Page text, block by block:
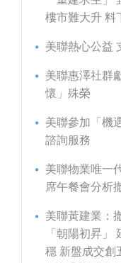
樓市難大升 料
美聯熱心公益
美聯惠澤社群
懷」殊榮
美聯參加「機
諮詢服務
美聯物業唯一
席午餐會分析
美聯黃建業：
「朝陽初昇
穩 新盤成交創